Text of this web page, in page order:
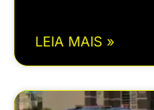
LEIA MAIS »